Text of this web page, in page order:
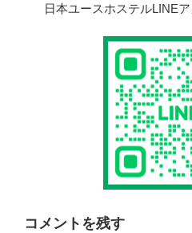
日本ユースホステルLINE
コメントを残す